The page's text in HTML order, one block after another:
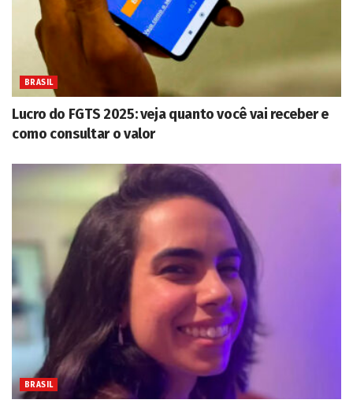
BRASIL
Lucro do FGTS 2025: veja quanto você vai receber e
como consultar o valor
BRASIL